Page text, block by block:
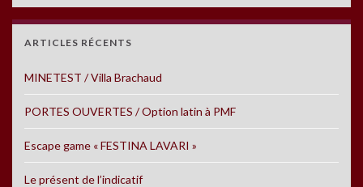
ARTICLES RÉCENTS
MINETEST / Villa Brachaud
PORTES OUVERTES / Option latin à PMF
Escape game « FESTINA LAVARI »
Le présent de l’indicatif